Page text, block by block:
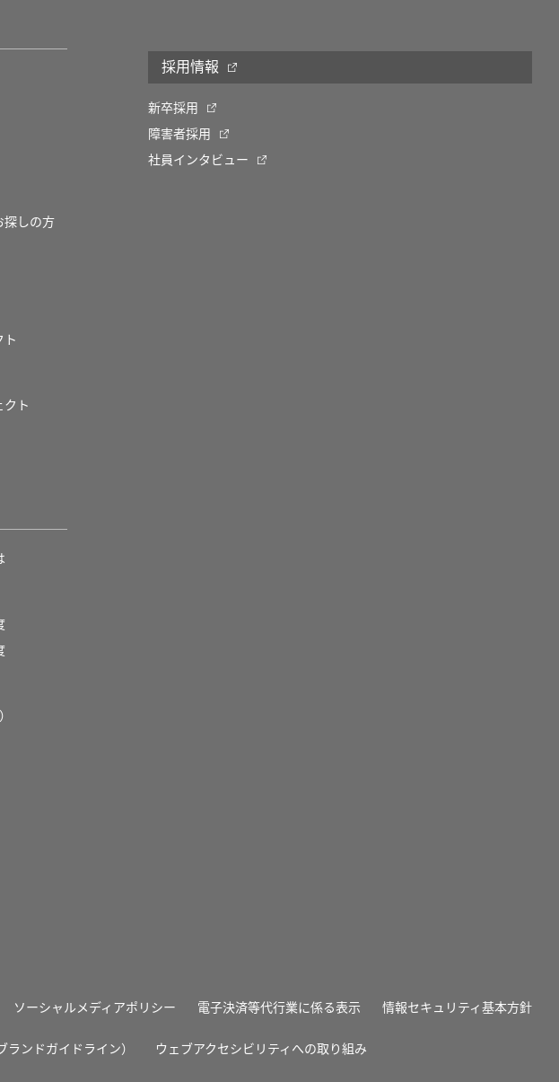
探しの方
ト
クト
採用情報
新卒採用
障害者採用
社員インタビュー
ソーシャルメディアポリシー 電子決済等代行業に係る表示 情報セキュリティ基本方針
ランドガイドライン） ウェブアクセシビリティへの取り組み